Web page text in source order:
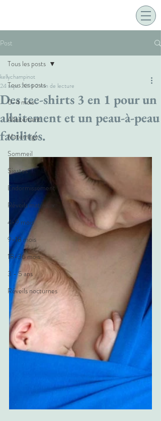
Post
Tous les posts
0-4 mois
Allaitement
Maternage
Sommeil
Siestes
Endormissement
Réveils matinaux
4-9 mois
9-18 mois
18-36 mois
3 - 5 ans
Réveils nocturnes
Tous les posts
Des tee-shirts 3 en 1 pour un
allaitement et un peau-à-peau
facilités.
kellychampinot
24 sept. 20162 min de lecture